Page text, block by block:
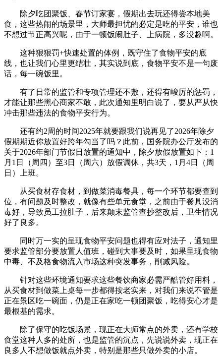
除夕吃团聚饭、春节订家宴，假期出去玩还得尝本地美
食，这些热闹的场景里，大师最担忧的必定是吃的平安，谁也
不想过节正高兴呢，由于一顿饭闹肚子、上病院，多没趣啊。
这种狠狠罚+快速处置的体例，既守住了食物平安的底
线，也让我们心里更结壮，其实说到底，食物平安不是一句废
话，每一碗饭里。
有了日常的监管和专项管理还不敷，还得有峻厉的惩罚，
才能让那些黑心商家不敢，此次通知里明白说了，要从严从快
冲击那些违法的食物平安行为。
还有约2周的时间2025年就要跟我们说再见了2026年除夕
假期期近你放置好跨年勾当了吗？此前，国务院办公厅发布的
关于2026年部门节假日放置的通知中，除夕放假放置如下：1
月1日（周四）至3日（周六）放假调休，共3天，1月4日（周
日）上班。
从买食材存食材，到做菜消毒餐具，每一个环节都要查到
位，有问题及时整改，就像有些单元食堂，之前由于餐具没消
毒好，导致员工拉肚子，后来颠末监管查抄整改后，卫生情况
好了良多。
同时万一实的呈现食物平安问题也得有应对法子，通知里
要求监管部分要放置人值班，碰到大事要及时，如果呈现食物
中毒、不及格食物流入市场这种突发事务，削减风险。
针对这些环境通知要求这些餐饮商家必需严酷管好用料，
从买食材到做菜上桌每一步都得按老实来，对我们来说不管是
正在景区吃一碗面，仍是正在家吃一顿团聚饭，吃得安心才是
最根基的需求。
除了保守的吃饭场景，现正在大师常点的外卖，还有学校
食堂这种人多的处所，也是监管的沉点，先说说外卖，现正在
良多人不想做饭就点外卖，特别是那些只做外卖的小店。